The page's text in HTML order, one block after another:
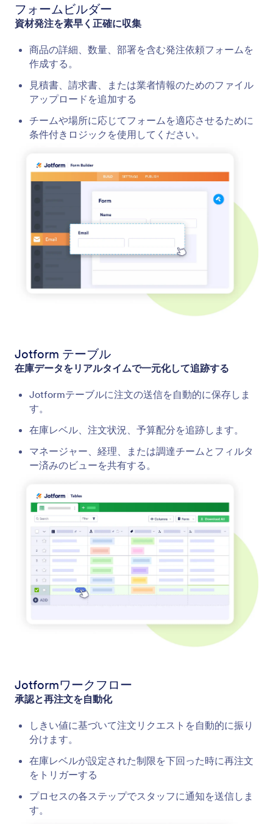
フォームビルダー
資材発注を素早く正確に収集
商品の詳細、数量、部署を含む発注依頼フォームを
作成する。
見積書、請求書、または業者情報のためのファイル
アップロードを追加する
チームや場所に応じてフォームを適応させるために
条件付きロジックを使用してください。
Jotform テーブル
在庫データをリアルタイムで一元化して追跡する
Jotformテーブルに注文の送信を自動的に保存しま
す。
在庫レベル、注文状況、予算配分を追跡します。
マネージャー、経理、または調達チームとフィルタ
ー済みのビューを共有する。
Jotformワークフロー
承認と再注文を自動化
しきい値に基づいて注文リクエストを自動的に振り
分けます。
在庫レベルが設定された制限を下回った時に再注文
をトリガーする
プロセスの各ステップでスタッフに通知を送信しま
す。